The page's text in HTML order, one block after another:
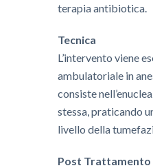
terapia antibiotica.
Tecnica
L’intervento viene
ambulatoriale in
consiste
stessa, praticando
livello della
Post Trattamento